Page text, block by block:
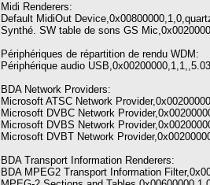
Midi Renderers:
Default MidiOut
Synthé. SW table de sons GS
Périphériques de répartition de rendu WDM:
Périphérique audio
BDA Network Providers:
Microsoft ATSC Network
Microsoft DVBC Network
Microsoft DVBS Network
Microsoft DVBT Network
BDA Transport Information Renderers:
BDA MPEG2 Transport Information